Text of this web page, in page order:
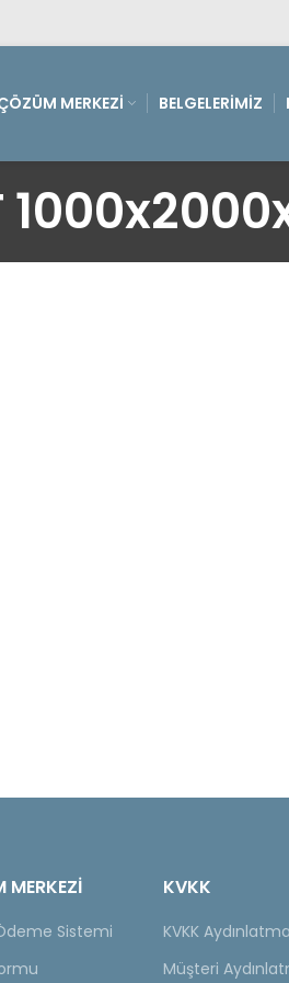
MERKEZI BELGELERIMIZ
MERKEZİ
Sistemi
KVKK
KVKK
Müşteri